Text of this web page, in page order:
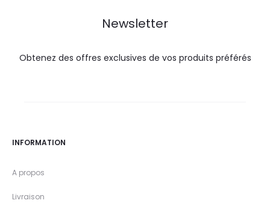
Newsletter
Obtenez des offres exclusives de vos produits préférés
INFORMATION
A propos
Livraison